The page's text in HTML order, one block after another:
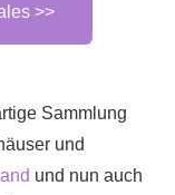
>>
Sammlung
und
und nun auch